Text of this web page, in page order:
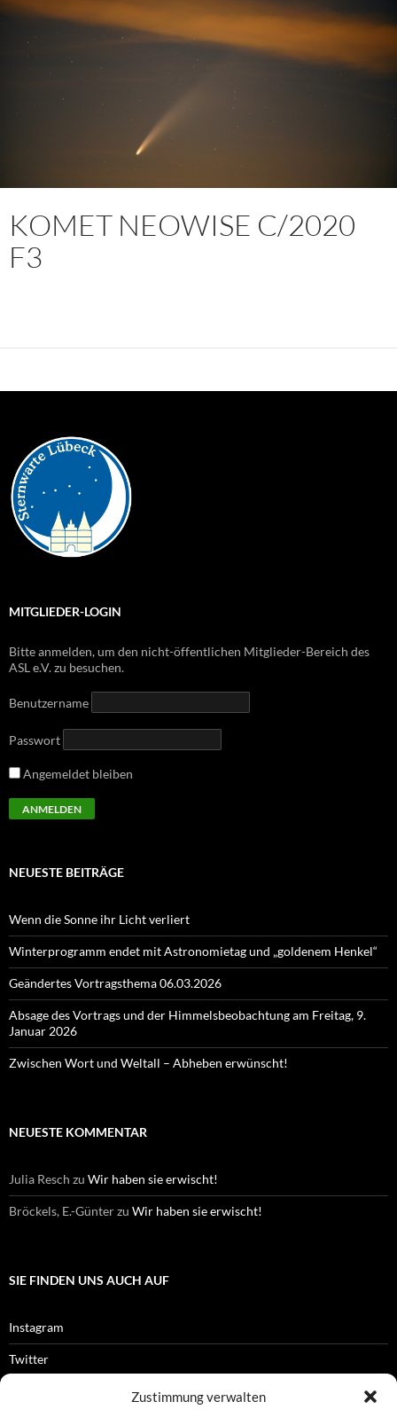
Zustimmung verwalten
KOMET NEOWISE C/2020
F3
MITGLIEDER-LOGIN
Bitte anmelden, um den nicht-öffentlichen Mitglieder-Bereich des
ASL e.V. zu besuchen.
Benutzername
Passwort
Angemeldet bleiben
NEUESTE BEITRÄGE
Wenn die Sonne ihr Licht verliert
Winterprogramm endet mit Astronomietag und „goldenem Henkel“
Geändertes Vortragsthema 06.03.2026
Absage des Vortrags und der Himmelsbeobachtung am Freitag, 9.
Januar 2026
Zwischen Wort und Weltall – Abheben erwünscht!
NEUESTE KOMMENTAR
Julia Resch zu Wir haben sie erwischt!
Bröckels, E.-Günterzu Wir haben sie erwischt!
SIE FINDEN UNS AUCH AUF
Instagram
Twitter